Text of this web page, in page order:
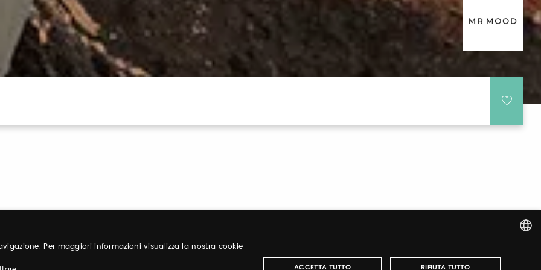
Sign up ITALIAN
Per maggiori informazioni visualizza la nostracookie
ACCETTA TUTTO RIFIUTA TUTTO